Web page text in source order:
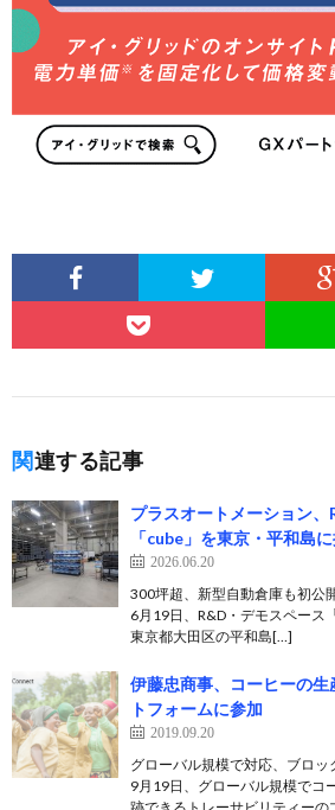
関連する記事
プラスオートメーション
「cube」を東京・平和島
2026.06.20
300坪超、新型自動倉庫も初公
6月19日、R&D・デモスペース
東京都大田区の平和島[…]
伊藤忠商事、コーヒーの
トフォームに参加
2019.09.20
グローバル規模で対応、ブロ
9月19日、グローバル規模でコ